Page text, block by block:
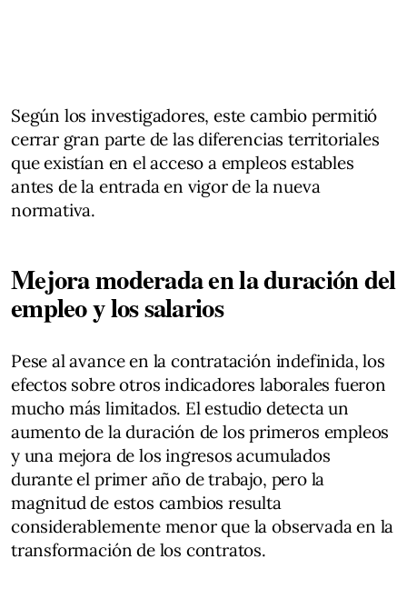
Según los investigadores, este cambio permitió
cerrar gran parte de las diferencias territoriales
que existían en el acceso a empleos estables
antes de la entrada en vigor de la nueva
normativa.
Mejora moderada en la duración del
empleo y los salarios
Pese al avance en la contratación indefinida, los
efectos sobre otros indicadores laborales fueron
mucho más limitados. El estudio detecta un
aumento de la duración de los primeros empleos
y una mejora de los ingresos acumulados
durante el primer año de trabajo, pero la
magnitud de estos cambios resulta
considerablemente menor que la observada en la
transformación de los contratos.